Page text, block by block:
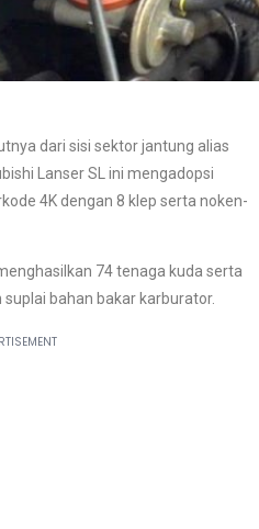
dari sisi sektor jantung alias
Lanser SL ini mengadopsi
4K dengan 8 klep serta noken-
74 tenaga kuda serta
bahan bakar karburator.